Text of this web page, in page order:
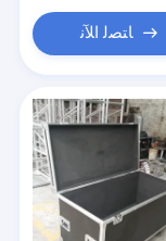
ﺎﺘﺼﻟ ﺍﻶﻧ